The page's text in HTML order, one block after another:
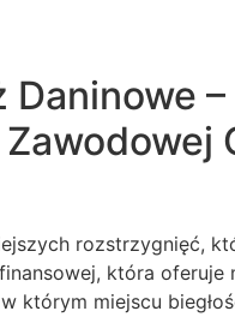
rozstrzygnięć,
która
miejscu